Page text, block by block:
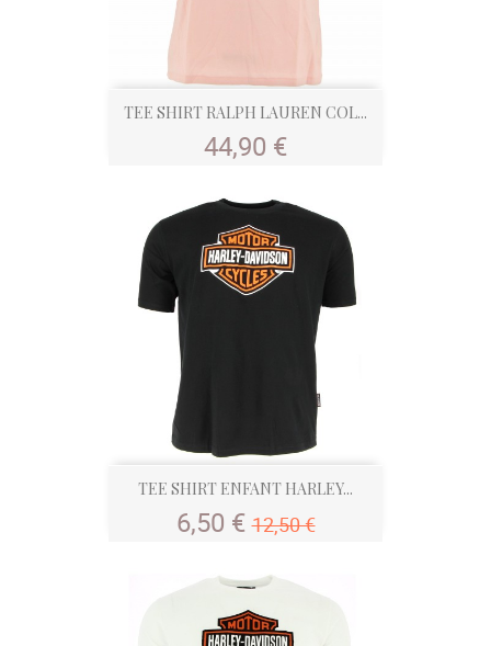
TEE SHIRT RALPH LAUREN COL...
Prix
44,90 €
TEE SHIRT ENFANT HARLEY...
Prix
6,50 €Prix
normal
12,50 €